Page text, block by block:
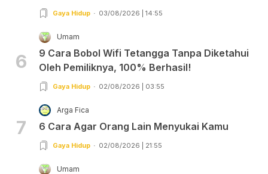
Gaya Hidup 03/08/2026 | 14:55
6
Umam
9 Cara Bobol Wifi Tetangga Tanpa Diketahui
Oleh Pemiliknya, 100% Berhasil!
Gaya Hidup 02/08/2026 | 03:55
7
Arga Fica
6 Cara Agar Orang Lain Menyukai Kamu
Gaya Hidup 02/08/2026 | 21:55
Umam